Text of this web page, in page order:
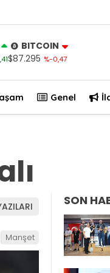
BITCOIN
$87.295 %-0,47
Genel
Manşet
SON